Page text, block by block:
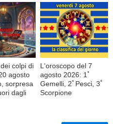
colpi di
agosto
sorpresa
dagli
L'oroscopo del 7
agosto 2026: 1ﾟ
Gemelli, 2ﾟPesci, 3ﾟ
Scorpione